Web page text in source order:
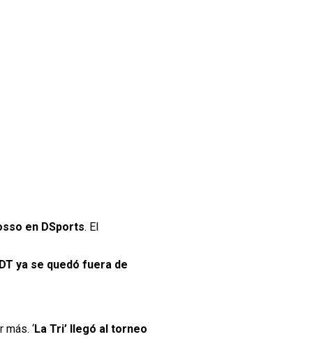
en DSports. El
ya se quedó fuera de
‘La Tri’ llegó al torneo